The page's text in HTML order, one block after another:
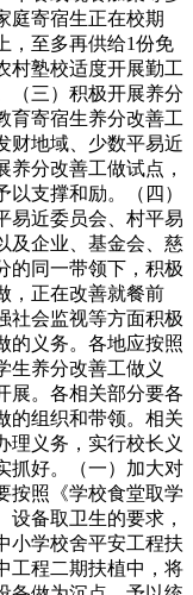
庭寄宿生正在校期
，至多再供给1份免
村塾校适度开展勤工
（三）积极开展养分
育寄宿生养分改善工
财地域、少数平易近
分改善工做试点，
支撑和励。（四）
易近委员会、村平易
及企业、基金会、慈
的同一带领下，积极
，正在改善就餐前
社会监视等方面积极
的义务。各地应按照
生养分改善工做义
展。各相关部分要各
的组织和带领。相关
理义务，实行校长义
抓好。（一）加大对
按照《学校食堂取学
备取卫生的要求，
小学校舍平安工程扶
工程二期扶植中，将